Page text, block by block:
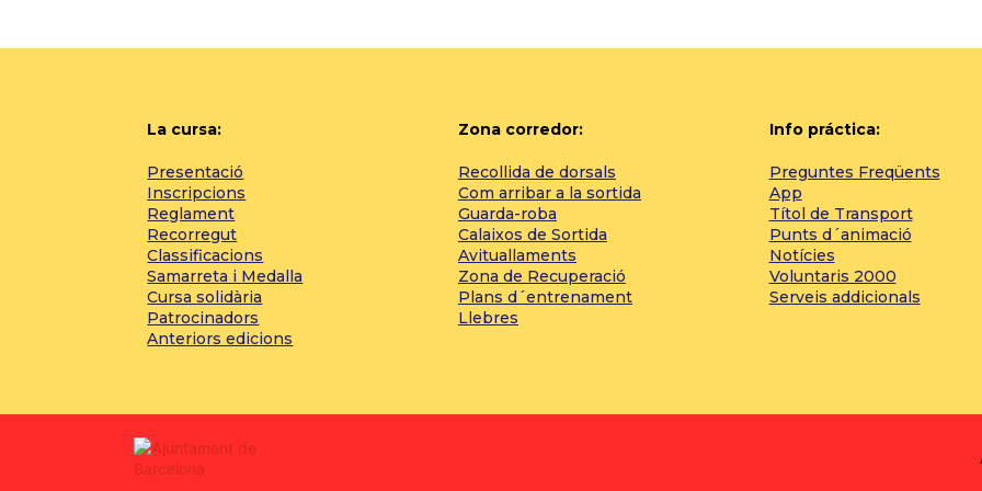
La cursa:
Presentació
Inscripcions
Reglament
Recorregut
Classificacions
Samarreta i Medalla
Cursa solidària
Patrocinadors
Anteriors edicions
Zona corredor:
Recollida de dorsals
Com arribar a la sortida
Guarda-roba
Calaixos de Sortida
Avituallaments
Zona de Recuperació
Plans d´entrenament
Llebres
Info práctica:
Preguntes Freqüents
App
Títol de Transport
Punts d´animació
Notícies
Voluntaris 2000
Serveis addicionals